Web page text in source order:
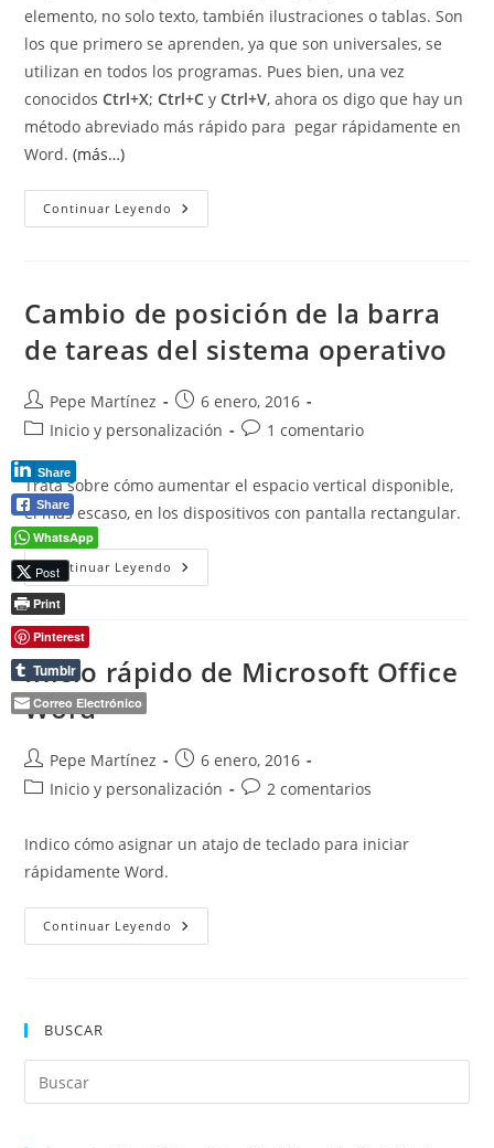
elemento, no solo texto, también ilustraciones o tablas. Son
los que primero se aprenden, ya que son universales, se
utilizan en todos los programas. Pues bien, una vez
conocidosCtrl+X;Ctrl+C yCtrl+V, ahora os digo que hay un
método abreviado más rápido para pegar rápidamente en
Word.(más…)
Continuar Leyendo Cortar,
Copiar
Con
La
Tecla
F2
Cambio de posición de la barra
de tareas del sistema operativo
Autor
de
entrada:
Pepe Martínez
Publicación
de
6 enero, 2016
Categoría
la
entrada:
Inicio y personalización
Comentarios
la
entrada:
1 comentario
Trata sobre cómo aumentar el espacio vertical disponible,
el más escaso, en los dispositivos con pantalla rectangular.
Continuar Leyendo Cambio
De
De
Tareas
Inicio rápido de Microsoft Office
Word
Autor
de
Pepe Martínez
Publicación
de
6 enero, 2016
Categoría
la
entrada:
Inicio y personalización
Comentarios
la
entrada:
2 comentarios
Indico cómo asignar un atajo de teclado para iniciar
rápidamente Word.
Continuar Leyendo Inicio
Rápido
BUSCAR
Share
Share
WhatsApp
Post
Print
Pinterest
Tumblr
Correo Electrónico